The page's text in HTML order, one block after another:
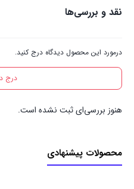
نقد و بررسی‌ها
درمورد این محصول دیدگاه درج کنید.
درج
هنوز بررسی‌ای ثبت نشده است.
محصولات پیشنهادی